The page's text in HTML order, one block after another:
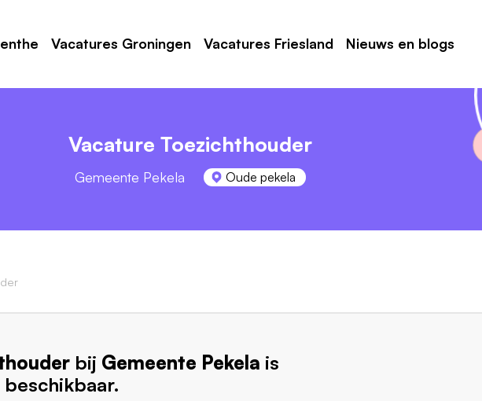
Vacatures Groningen Vacatures Friesland Nieuws en blogs
Vacature Toezichthouder
Gemeente Pekela Oude pekela
bij Gemeente Pekela is